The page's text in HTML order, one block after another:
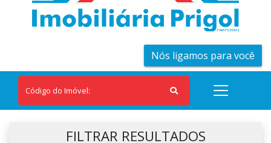
Nós ligamos para você
FILTRAR RESULTADOS